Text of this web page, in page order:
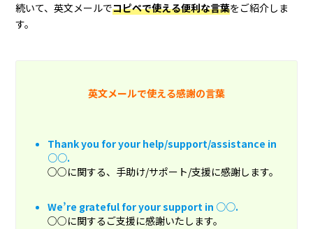
続いて、英文メールでコピペで使える便利な言葉をご紹介しま
す。
英文メールで使える感謝の言葉
Thank you for your help/support/assistance in
○○.
○○に関する、手助け/サポート/支援に感謝します。
We’re grateful for your support in ○○.
○○に関するご支援に感謝いたします。